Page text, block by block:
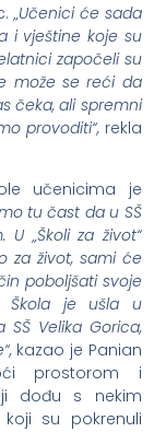
„Učenici će sada
i vještine koje su
započeli su
može se reći da
čeka, ali spremni
provoditi“, rekla
učenicima je
tu čast da u SŠ
„Školi za život“
za život, sami će
poboljšati svoje
Škola je ušla u
Velika Gorica,
kazao je Panian
prostorom i
dođu s nekim
su pokrenuli